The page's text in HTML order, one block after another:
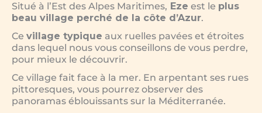
Situé à l’Est des Alpes Maritimes, Eze est le plus
beau village perché de la côte d’Azur.
Ce village typique aux ruelles pavées et étroites
dans lequel nous vous conseillons de vous perdre,
pour mieux le découvrir.
Ce village fait face à la mer. En arpentant ses rues
pittoresques, vous pourrez observer des
panoramas éblouissants sur la Méditerranée.